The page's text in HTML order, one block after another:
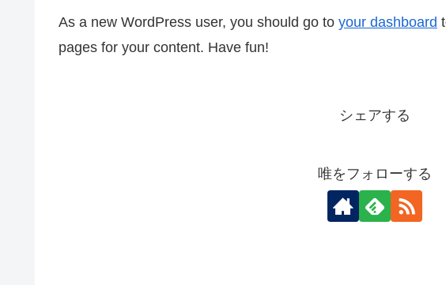
As a new WordPress user, you should go to your dashboard
pages for your content. Have fun!
シェアする
唯をフォローする